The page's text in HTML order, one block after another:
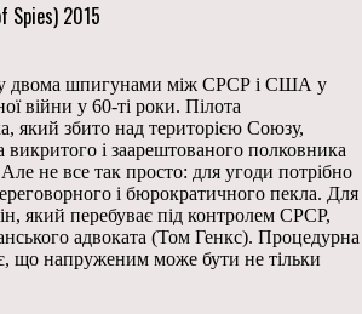
Spies) 2015
двома шпигунами між СРСР і США у
війни у 60-ті роки. Пілота
який збито над територією Союзу,
і заарештованого полковника
не все так просто: для угоди потрібно
і бюрократичного пекла. Для
який перебуває під контролем СРСР,
адвоката (Том Генкс). Процедурна
що напруженим може бути не тільки